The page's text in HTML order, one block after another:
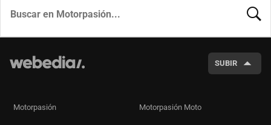
SUBIR
Motorpasión Motorpasión Moto